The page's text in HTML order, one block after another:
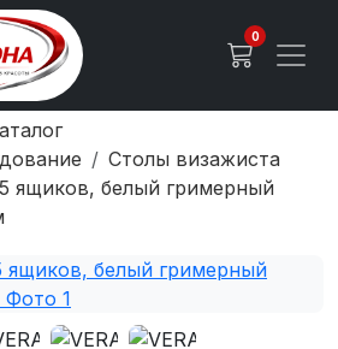
0
Столы визажиста
ящиков, белый гримерный